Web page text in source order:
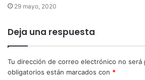
29 mayo, 2020
Deja una respuesta
Tu dirección de correo electrónico no será
obligatorios están marcados con *